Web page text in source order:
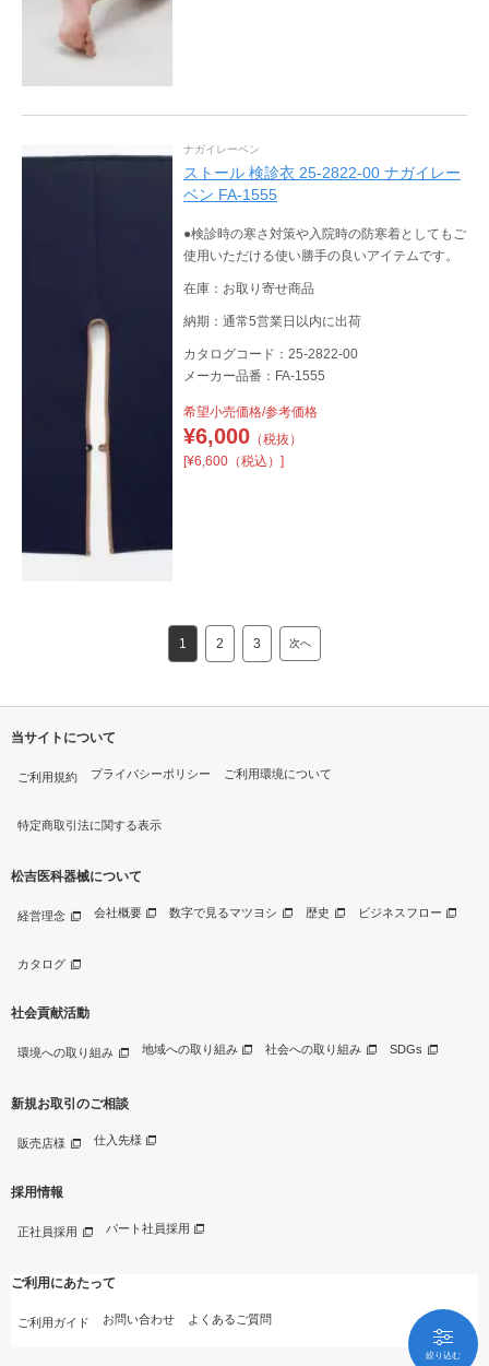
絞り込む
ナガイレーベン
ストール 検診衣 25-2822-00 ナガイレー
ベン FA-1555
●検診時の寒さ対策や入院時の防寒着としてもご
使用いただける使い勝手の良いアイテムです。
在庫：お取り寄せ商品
納期：通常5営業日以内に出荷
カタログコード：25-2822-00
メーカー品番：FA-1555
希望小売価格/参考価格
¥6,000（税抜）
[¥6,600（税込）]
1 2 3 次へ
当サイトについて
ご利用規約 プライバシーポリシー ご利用環境について
特定商取引法に関する表示
松吉医科器械について
経営理念 会社概要 数字で見るマツヨシ 歴史 ビジネスフロー
カタログ
社会貢献活動
環境への取り組み 地域への取り組み 社会への取り組み SDGs
新規お取引のご相談
販売店様 仕入先様
採用情報
正社員採用 パート社員採用
ご利用にあたって
ご利用ガイド お問い合わせ よくあるご質問